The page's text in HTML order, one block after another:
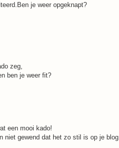
je weer opgeknapt?
zeg,
ben je weer fit?
een mooi kado!
niet gewend dat het zo stil is op je blog.